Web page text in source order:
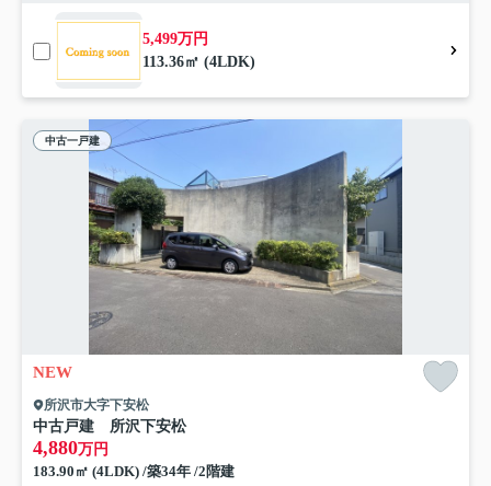
5,499万円
113.36㎡ (4LDK)
中古一戸建
NEW
所沢市大字下安松
中古戸建 所沢下安松
4,880万円
183.90㎡ (4LDK) /築34年 /2階建